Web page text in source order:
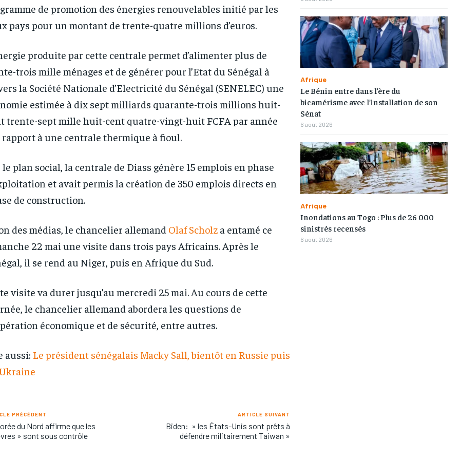
and you
1-YEAR
Pay now and you get access to exclusive
news and articles for a whole year.
1-MONTH
/ month
By agreeing to this tier, you are billed
every month after the first one until you
opt out of the monthly subscription.
and you
1-YEAR
Pay now and you get access to exclusive
news and articles for a whole year.
1-MONTH
/ month
By agreeing to this tier, you are billed
every month after the first one until you
opt out of the monthly subscription.
de promotion des énergies renouvelables initié par les
pays pour un montant de trente-quatre millions d’euros.
produite par cette centrale permet d’alimenter plus de
trois mille ménages et de générer pour l’Etat du Sénégal à
la Société Nationale d’Electricité du Sénégal (SENELEC) une
estimée à dix sept milliards quarante-trois millions huit-
trente-sept mille huit-cent quatre-vingt-huit FCFA par année
rapport à une centrale thermique à fioul.
le plan social, la centrale de Diass génère 15 emplois en phase
et avait permis la création de 350 emplois directs en
de construction.
des médias, le chancelier allemand Olaf Scholza entamé ce
22 mai une visite dans trois pays Africains. Après le
il se rend au Niger, puis en Afrique du Sud.
visite va durer jusqu’au mercredi 25 mai. Au cours de cette
le chancelier allemand abordera les questions de
économique et de sécurité, entre autres.
aussi: Le président sénégalais Macky Sall, bientôt en Russie puis
PRÉCÉDENT
du Nord affirme que les
» sont sous contrôle
ARTICLE SUIVANT
Biden: » les États-Unis sont prêts à
défendre militairement Taiwan »
Afrique
Le Bénin entre dans l’ère du
bicamérisme avec l’installation de son
Sénat
6 août 2026
Afrique
Inondations au Togo : Plus de 26 000
sinistrés recensés
6 août 2026